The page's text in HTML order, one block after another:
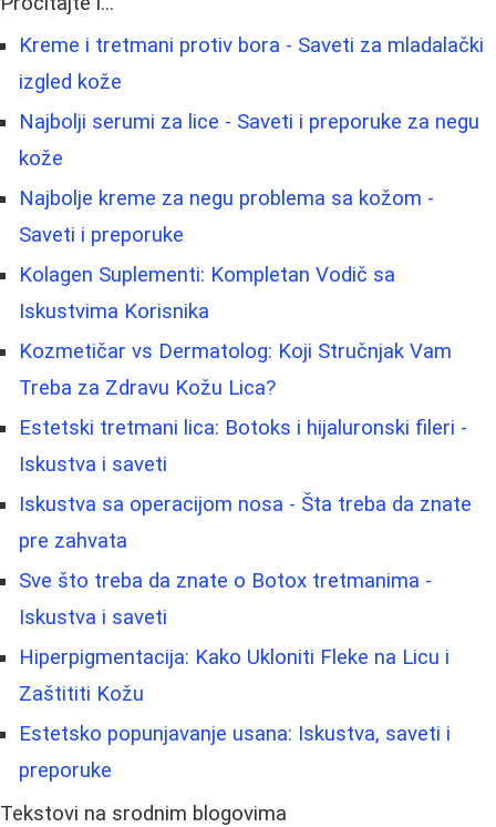
Kreme i tretmani protiv bora - Saveti za mladalački
izgled kože
Najbolji serumi za lice - Saveti i preporuke za negu
kože
Najbolje kreme za negu problema sa kožom -
Saveti i preporuke
Kolagen Suplementi: Kompletan Vodič sa
Iskustvima Korisnika
Kozmetičar vs Dermatolog: Koji Stručnjak Vam
Treba za Zdravu Kožu Lica?
Estetski tretmani lica: Botoks i hijaluronski fileri -
Iskustva i saveti
Iskustva sa operacijom nosa - Šta treba da znate
pre zahvata
Sve što treba da znate o Botox tretmanima -
Iskustva i saveti
Hiperpigmentacija: Kako Ukloniti Fleke na Licu i
Zaštititi Kožu
Estetsko popunjavanje usana: Iskustva, saveti i
preporuke
Tekstovi na srodnim blogovima